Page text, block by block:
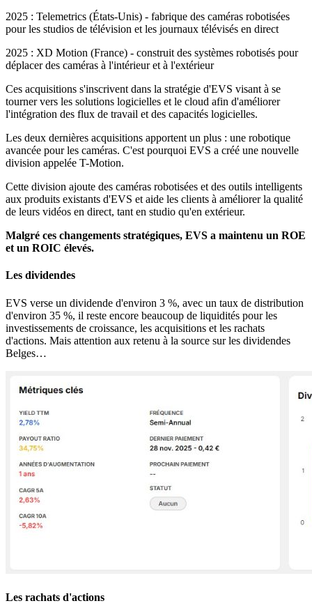
2025 : Telemetrics (États-Unis) - fabrique des caméras robotisées
pour les studios de télévision et les journaux télévisés en direct
2025 : XD Motion (France) - construit des systèmes robotisés pour
déplacer des caméras à l'intérieur et à l'extérieur
Ces acquisitions s'inscrivent dans la stratégie d'EVS visant à se
tourner vers les solutions logicielles et le cloud afin d'améliorer
l'intégration des flux de travail et des capacités logicielles.
Les deux dernières acquisitions apportent un plus : une robotique
avancée pour les caméras. C'est pourquoi EVS a créé une nouvelle
division appelée T-Motion.
Cette division ajoute des caméras robotisées et des outils intelligents
aux produits existants d'EVS et aide les clients à améliorer la qualité
de leurs vidéos en direct, tant en studio qu'en extérieur.
Malgré ces changements stratégiques, EVS a maintenu un ROE
et un ROIC élevés.
Les dividendes
EVS verse un dividende d'environ 3 %, avec un taux de distribution
d'environ 35 %, il reste encore beaucoup de liquidités pour les
investissements de croissance, les acquisitions et les rachats
d'actions. Mais attention aux retenu à la source sur les dividendes
Belges…
Les rachats d'actions